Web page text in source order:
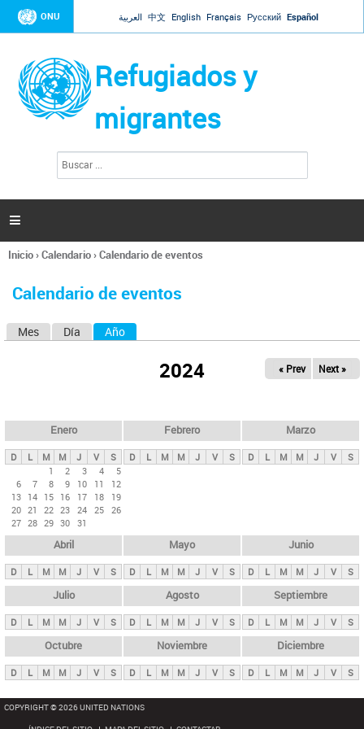
Jump to navigation
ONU العربية 中文 English Français Русский Español
Refugiados y
migrantes
l
d
s

Se
usted
Inicio›Calendario›Calendario de eventos
Calendario de eventos
s
p
n
i
p
a
l
s
Mes Día Año
2024 « Prev Next »
Enero
D L M M J V
S
1
2 3 4
5
6
7 8 9 10 11
12
13 14 15 16 17 18
19
20 21 22 23 24 25 26
27 28 29 30 31
Febrero
D L M M J V S
Marzo
D L M M J V S
Abril
D L M M J V S
Mayo
D L M M J V S
Junio
D L M M J V S
Julio
D L M M J V S
Agosto
D L M M J V S
Septiembre
D L M M J V S
Octubre
D L M M J V S
Noviembre
D L M M J V S
Diciembre
D L M M J V S
COPYRIGHT © 2026 UNITED NATIONS